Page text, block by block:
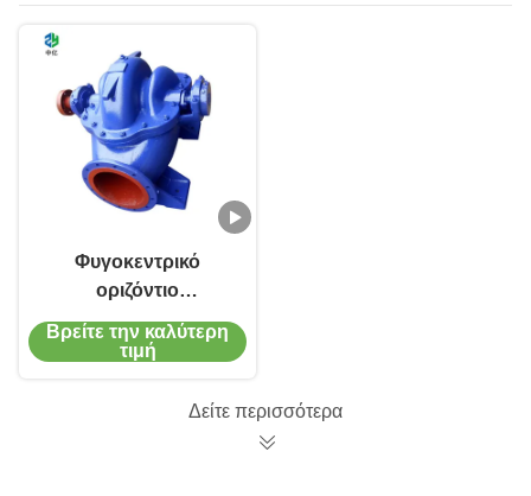
περιβλήματος
Φυγοκεντρικό
οριζόντιο
διασπασμένο ενιαίο
στάδιο 2-4000m3/H
περιβλημάτων
Βρείτε την καλύτερη
τιμή
Δείτε περισσότερα